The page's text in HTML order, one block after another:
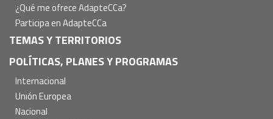
¿Qué me ofrece AdapteCCa?
Participa en AdapteCCa
TEMAS Y TERRITORIOS
POLÍTICAS, PLANES Y PROGRAMAS
Internacional
Unión Europea
Nacional